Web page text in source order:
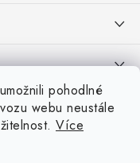
pohodlné
webu neustále
Více